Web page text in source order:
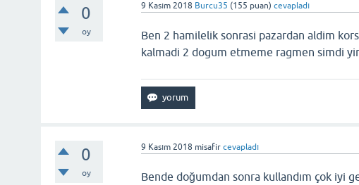
0
oy
9 Kasım 2018 Burcu35 (155 puan) cevapladı
Ben 2 hamilelik sonrasi pazardan aldim
kalmadi 2 dogum etmeme ragmen simdi
0
oy
9 Kasım 2018 misafir cevapladı
Bende doğumdan sonra kullandım çok iyi